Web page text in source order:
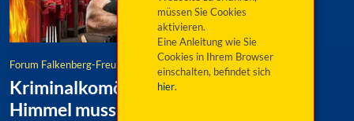
müssen Sie Cookies
aktivieren.
Eine Anleitung wie Sie
Cookies in Ihrem Browser
einschalten, befindet sich
hier.
Forum Falkenberg-Freunde der Burg e.V.
Kriminalkomödie: BRANDHEISS-Der
Himmel muss warten